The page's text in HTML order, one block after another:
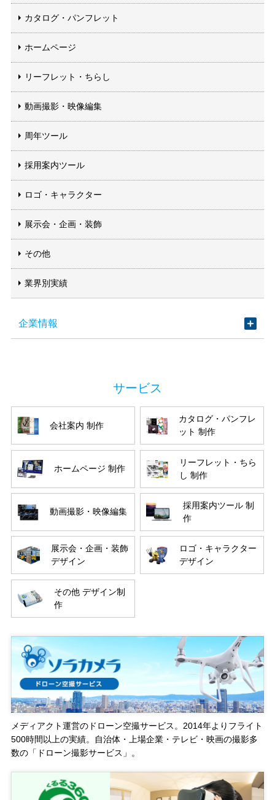
カタログ・パンフレット
ホームページ
リーフレット・ちらし
動画撮影・映像編集
周年ツール
採用案内ツール
ロゴ・キャラクター
展示会・企画・装飾
その他
業界別実績
企業情報
会社案内 制作
カタログ・パンフレ
ット 制作
ホームページ 制作
リーフレット・ちら
し 制作
動画撮影・映像編集
採用案内ツール 制
作
展示会・企画・装飾
デザイン
ロゴ・キャラクター
デザイン
その他 デザイン制
作
メディアクト運営のドローン空撮サービス。2014年よりフライト
500時間以上の実績。自治体・上場企業・テレビ・映画の撮影多
数の「ドローン撮影サービス」。